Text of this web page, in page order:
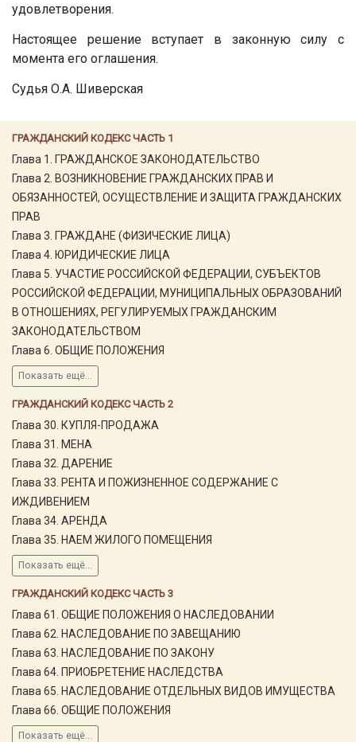
ГРАЖДАНСКИЙ КОДЕКС ЧАСТЬ 1
Глава 1. ГРАЖДАНСКОЕ ЗАКОНОДАТЕЛЬСТВО
Глава 2. ВОЗНИКНОВЕНИЕ ГРАЖДАНСКИХ ПРАВ И
ОБЯЗАННОСТЕЙ, ОСУЩЕСТВЛЕНИЕ И ЗАЩИТА ГРАЖДАНСКИХ
ПРАВ
Глава 3. ГРАЖДАНЕ (ФИЗИЧЕСКИЕ ЛИЦА)
Глава 4. ЮРИДИЧЕСКИЕ ЛИЦА
Глава 5. УЧАСТИЕ РОССИЙСКОЙ ФЕДЕРАЦИИ, СУБЪЕКТОВ
РОССИЙСКОЙ ФЕДЕРАЦИИ, МУНИЦИПАЛЬНЫХ ОБРАЗОВАНИЙ
В ОТНОШЕНИЯХ, РЕГУЛИРУЕМЫХ ГРАЖДАНСКИМ
ЗАКОНОДАТЕЛЬСТВОМ
Глава 6. ОБЩИЕ ПОЛОЖЕНИЯ
Показать ещё...
ГРАЖДАНСКИЙ КОДЕКС ЧАСТЬ 2
Глава 30. КУПЛЯ-ПРОДАЖА
Глава 31. МЕНА
Глава 32. ДАРЕНИЕ
Глава 33. РЕНТА И ПОЖИЗНЕННОЕ СОДЕРЖАНИЕ С
ИЖДИВЕНИЕМ
Глава 34. АРЕНДА
Глава 35. НАЕМ ЖИЛОГО ПОМЕЩЕНИЯ
Показать ещё...
ГРАЖДАНСКИЙ КОДЕКС ЧАСТЬ 3
Глава 61. ОБЩИЕ ПОЛОЖЕНИЯ О НАСЛЕДОВАНИИ
Глава 62. НАСЛЕДОВАНИЕ ПО ЗАВЕЩАНИЮ
Глава 63. НАСЛЕДОВАНИЕ ПО ЗАКОНУ
Глава 64. ПРИОБРЕТЕНИЕ НАСЛЕДСТВА
Глава 65. НАСЛЕДОВАНИЕ ОТДЕЛЬНЫХ ВИДОВ ИМУЩЕСТВА
Глава 66. ОБЩИЕ ПОЛОЖЕНИЯ
Показать ещё...
удовлетворения.
Настоящее решение вступает в законную силу с
момента его оглашения.
Судья О.А. Шиверская